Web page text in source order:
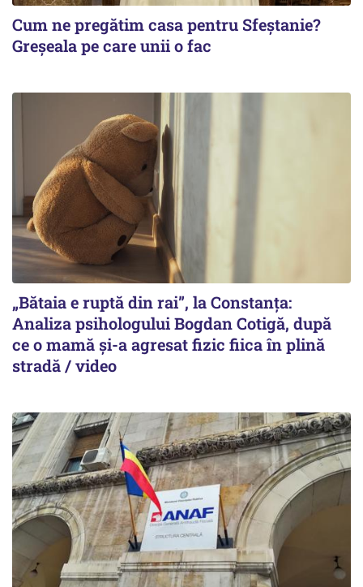
Cum ne pregătim casa pentru Sfeștanie?
Greșeala pe care unii o fac
„Bătaia e ruptă din rai”, la Constanța:
Analiza psihologului Bogdan Cotigă, după
ce o mamă și-a agresat fizic fiica în plină
stradă / video